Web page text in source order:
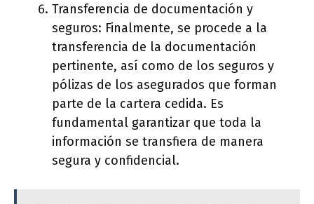
Transferencia de documentación y
seguros: Finalmente, se procede a la
transferencia de la documentación
pertinente, así como de los seguros y
pólizas de los asegurados que forman
parte de la cartera cedida. Es
fundamental garantizar que toda la
información se transfiera de manera
segura y confidencial.